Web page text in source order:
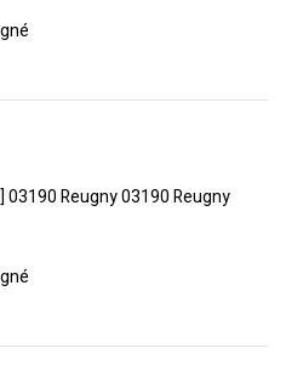
03190 Reugny 03190 Reugny